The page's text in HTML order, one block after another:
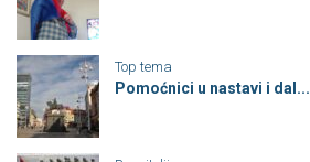
Top tema
Pomoćnici u nastavi i dal...